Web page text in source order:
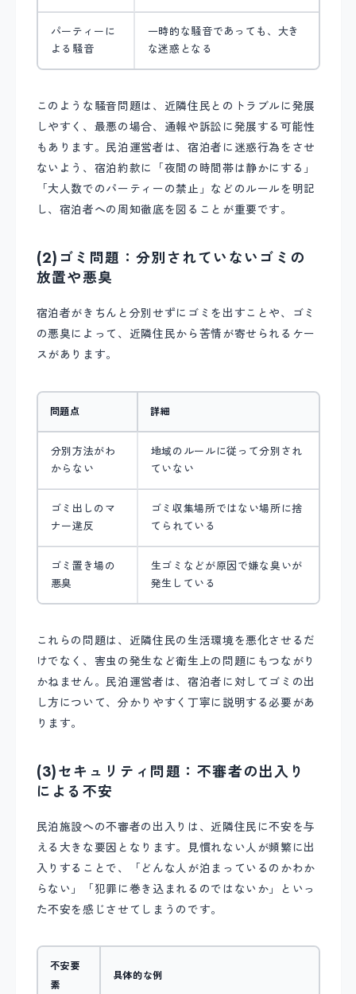
パーティーに
よる騒音
一時的な騒音であっても、大き
な迷惑となる
このような騒音問題は、近隣住民とのトラブルに発展
しやすく、最悪の場合、通報や訴訟に発展する可能性
もあります。民泊運営者は、宿泊者に迷惑行為をさせ
ないよう、宿泊約款に「夜間の時間帯は静かにする」
「大人数でのパーティーの禁止」などのルールを明記
し、宿泊者への周知徹底を図ることが重要です。
(2)ゴミ問題：分別されていないゴミの
放置や悪臭
宿泊者がきちんと分別せずにゴミを出すことや、ゴミ
の悪臭によって、近隣住民から苦情が寄せられるケー
スがあります。
問題点 詳細
分別方法がわ
からない
地域のルールに従って分別され
ていない
ゴミ出しのマ
ナー違反
ゴミ収集場所ではない場所に捨
てられている
ゴミ置き場の
悪臭
生ゴミなどが原因で嫌な臭いが
発生している
これらの問題は、近隣住民の生活環境を悪化させるだ
けでなく、害虫の発生など衛生上の問題にもつながり
かねません。民泊運営者は、宿泊者に対してゴミの出
し方について、分かりやすく丁寧に説明する必要があ
ります。
(3)セキュリティ問題：不審者の出入り
による不安
民泊施設への不審者の出入りは、近隣住民に不安を与
える大きな要因となります。見慣れない人が頻繁に出
入りすることで、「どんな人が泊まっているのかわか
らない」「犯罪に巻き込まれるのではないか」といっ
た不安を感じさせてしまうのです。
不安要
素
具体的な例